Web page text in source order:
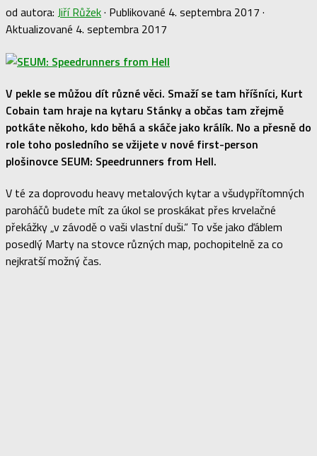
od autora: Jiří Růžek· Publikované 4. septembra 2017 ·
Aktualizované 4. septembra 2017
V pekle se můžou dít různé věci. Smaží se tam hříšníci, Kurt
Cobain tam hraje na kytaru Stánky a občas tam zřejmě
potkáte někoho, kdo běhá a skáče jako králík. No a přesně do
role toho posledního se vžijete v nové first-person
plošinovce SEUM: Speedrunners from Hell.
V té za doprovodu heavy metalových kytar a všudypřítomných
paroháčů budete mít za úkol se proskákat přes krvelačné
překážky „v závodě o vaši vlastní duši.“ To vše jako ďáblem
posedlý Marty na stovce různých map, pochopitelně za co
nejkratší možný čas.